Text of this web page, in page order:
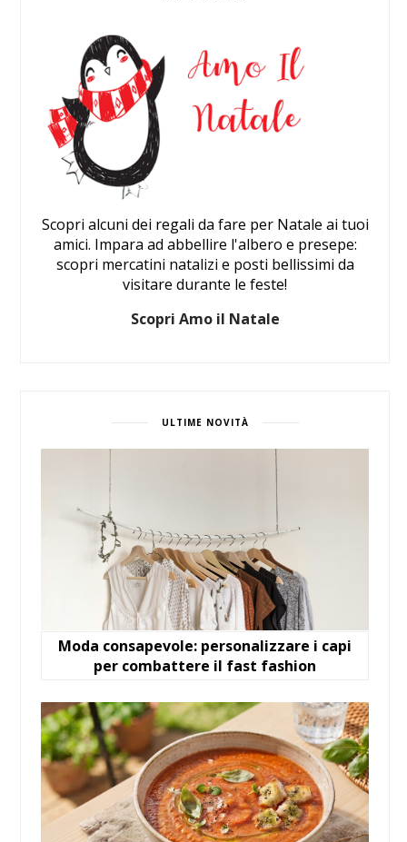
Scopri alcuni dei regali da fare per Natale ai tuoi
amici. Impara ad abbellire l'albero e presepe:
scopri mercatini natalizi e posti bellissimi da
visitare durante le feste!
Scopri Amo il Natale
ULTIME NOVITÀ
Moda consapevole: personalizzare i capi
per combattere il fast fashion